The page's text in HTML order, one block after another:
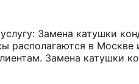
Замена катушки
располагаются в
Замена катушки